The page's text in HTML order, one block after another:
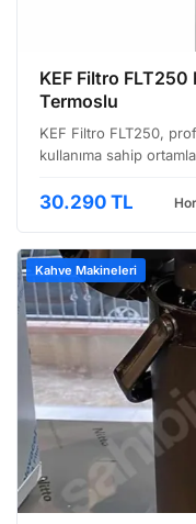
KEF Filtro
Termoslu
KEF Filtro FLT250,
kullanıma sahip
özellikle otel,
30.290 TL
Kahve Makineleri